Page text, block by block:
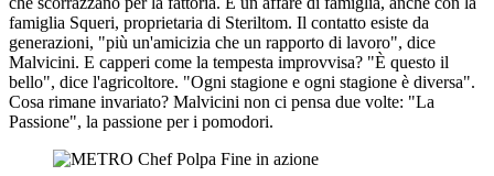
famiglia Squeri, proprietaria di Steriltom. Il contatto esiste da
generazioni, "più un'amicizia che un rapporto di lavoro", dice
Malvicini. E capperi come la tempesta improvvisa? "È questo il
bello", dice l'agricoltore. "Ogni stagione e ogni stagione è diversa".
Cosa rimane invariato? Malvicini non ci pensa due volte: "La
Passione", la passione per i pomodori.